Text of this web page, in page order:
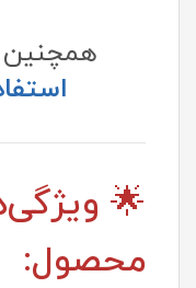
همچنین
🌟
محصول: